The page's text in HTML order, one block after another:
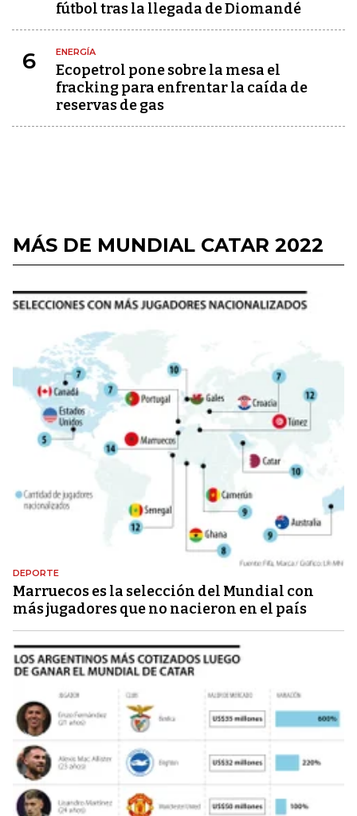
fútbol tras la llegada de Diomandé
6 ENERGÍA
Ecopetrol pone sobre la mesa el
fracking para enfrentar la caída de
reservas de gas
MÁS DE MUNDIAL CATAR 2022
DEPORTE
Marruecos es la selección del Mundial con
más jugadores que no nacieron en el país